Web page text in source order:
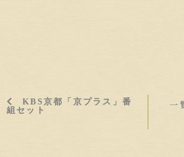
KBS京都「京プラス」番
組セット
一